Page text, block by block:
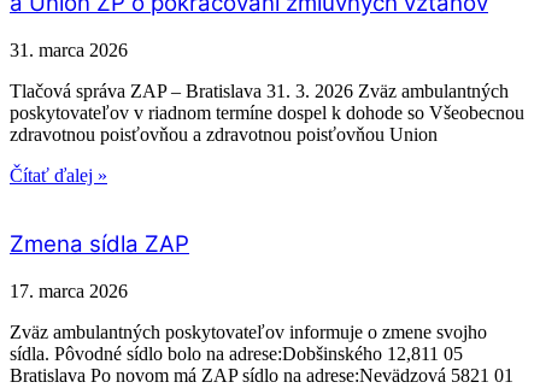
31. marca 2026
Tlačová správa ZAP – Bratislava 31. 3. 2026 Zväz ambulantných
poskytovateľov v riadnom termíne dospel k dohode so Všeobecnou
zdravotnou poisťovňou a zdravotnou poisťovňou Union
Čítať ďalej »
Zmena sídla ZAP
17. marca 2026
Zväz ambulantných poskytovateľov informuje o zmene svojho
sídla. Pôvodné sídlo bolo na adrese:Dobšinského 12,811 05
Bratislava Po novom má ZAP sídlo na adrese:Nevädzová 5821 01